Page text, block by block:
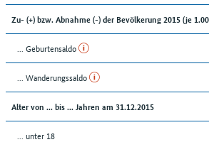
Zu- (+) bzw. Abnahme (-) der Bevölkerung 2015 (je
... Geburtensaldo
... Wanderungssaldo
Alter von ... bis ... Jahren am 31.12.2015
... unter 18